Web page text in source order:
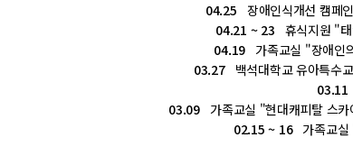
04.25 장애인식개선 캠페
04.21 ~ 23 휴식지원 "
04.19 가족교실 "장애인
03.27백석대학교 유아특수
03.11
03.09가족교실 "현대캐피탈 스카
02.15 ~ 16가족교실